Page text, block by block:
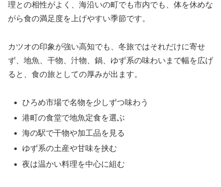
理との相性がよく、海沿いの町でも市内でも、体を休めな
がら食の満足度を上げやすい季節です。
カツオの印象が強い高知でも、冬旅ではそれだけに寄せ
ず、地魚、干物、汁物、鍋、ゆず系の味わいまで幅を広げ
ると、食の旅としての厚みが出ます。
ひろめ市場で名物を少しずつ味わう
港町の食堂で地魚定食を選ぶ
海の駅で干物や加工品を見る
ゆず系の土産や甘味を挟む
夜は温かい料理を中心に組む